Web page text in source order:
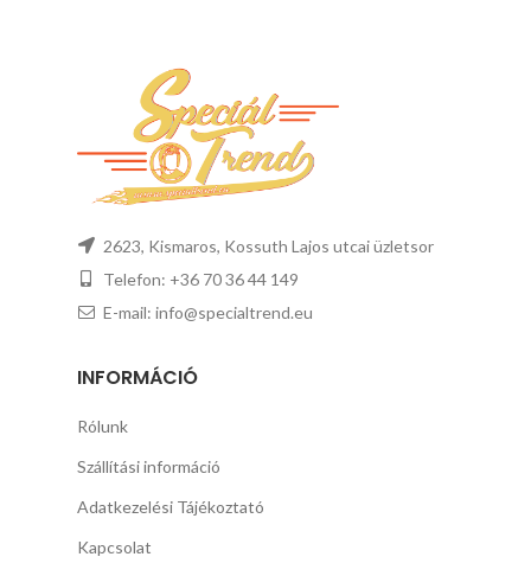
2623, Kismaros, Kossuth Lajos utcai üzletsor
Telefon: +36 70 36 44 149
E-mail: info@specialtrend.eu
INFORMÁCIÓ
Rólunk
Szállítási információ
Adatkezelési Tájékoztató
Kapcsolat